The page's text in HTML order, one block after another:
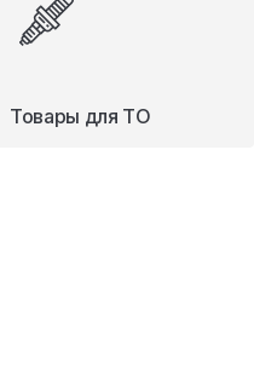
Товары для ТО